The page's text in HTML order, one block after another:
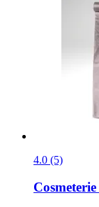
4.0 (5)
Cosmeterie